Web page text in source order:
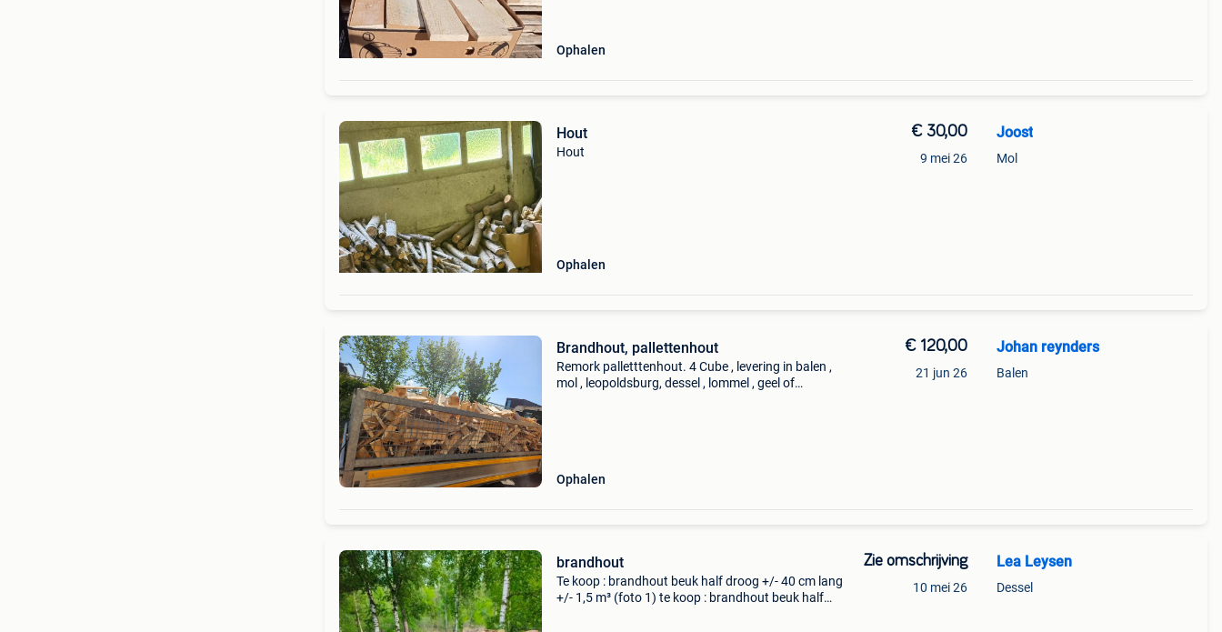
Ophalen
Hout
Hout
Ophalen
€ 30,00
9 mei 26
Joost
Mol
Brandhout, pallettenhout
Remork palletttenhout. 4 Cube , levering in balen ,
mol , leopoldsburg, dessel , lommel , geel of
Ophalen
€ 120,00
21 jun 26
Johan reynders
Balen
brandhout
Te koop : brandhout beuk half droog +/- 40 cm lang
+/- 1,5 m³ (foto 1) te koop : brandhout beuk half
Zie omschrijving
10 mei 26
Lea Leysen
Dessel